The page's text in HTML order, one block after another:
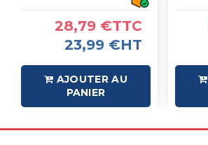
28,79 €TTC
23,99 €HT
AJOUTER AU
PANIER